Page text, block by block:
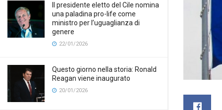
Il presidente eletto del Cile nomina
una paladina pro-life come
ministro per l’uguaglianza di
genere
22/01/2026
Questo giorno nella storia: Ronald
Reagan viene inaugurato
20/01/2026